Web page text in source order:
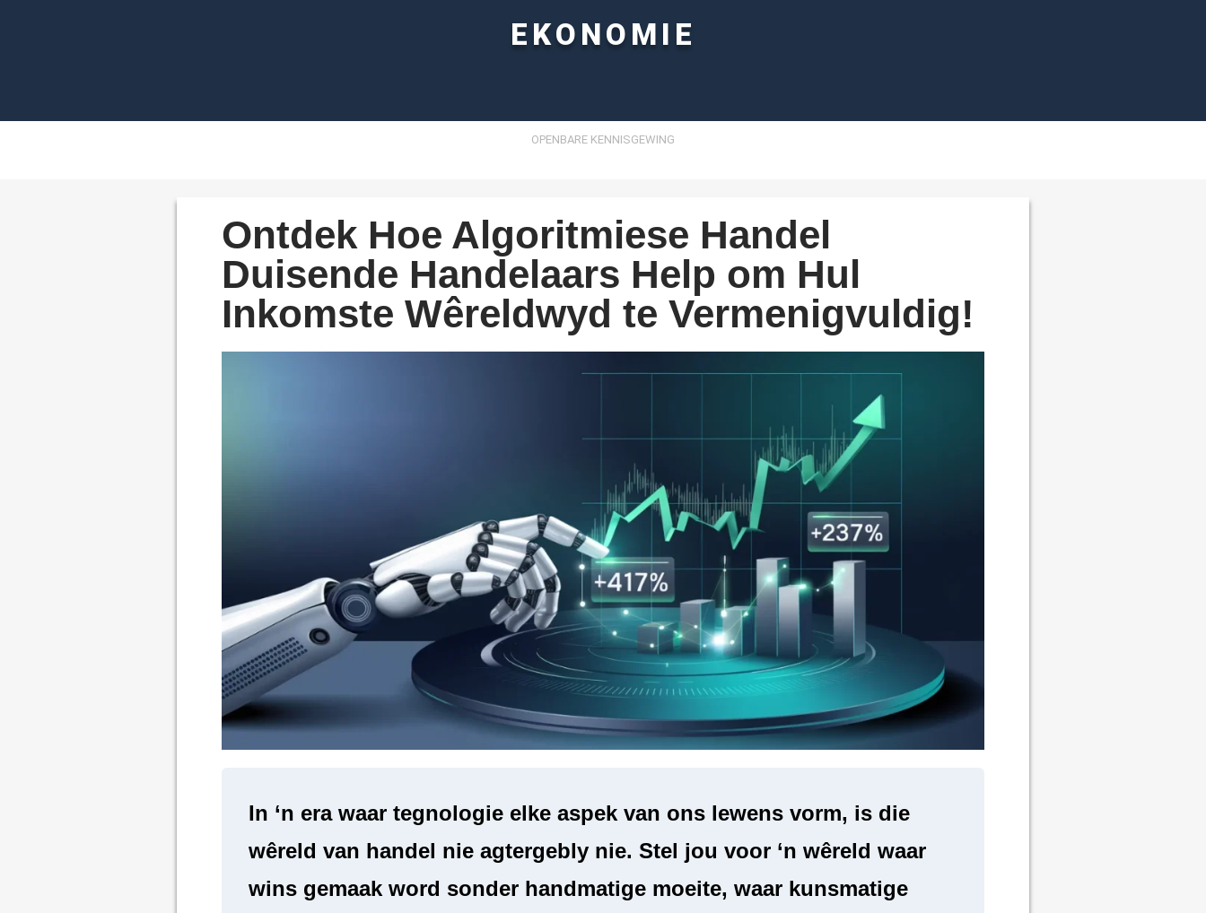
EKONOMIE
OPENBARE KENNISGEWING
Ontdek Hoe Algoritmiese Handel
Duisende Handelaars Help om Hul
Inkomste Wêreldwyd te Vermenigvuldig!
In ‘n era waar tegnologie elke aspek van ons lewens vorm, is die
wêreld van handel nie agtergebly nie. Stel jou voor ‘n wêreld waar
wins gemaak word sonder handmatige moeite, waar kunsmatige